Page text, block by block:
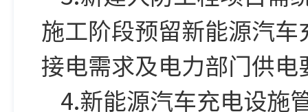
施工阶段预留新能源汽
接电需求及电力部门供电
4.新能源汽车充电设施